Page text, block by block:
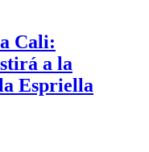
Cali:
a la
Espriella